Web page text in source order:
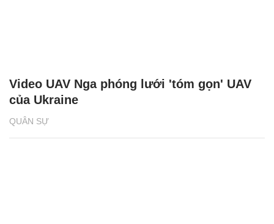
QUÂN SỰ
Video UAV Nga phóng lưới 'tóm gọn' UAV
của Ukraine